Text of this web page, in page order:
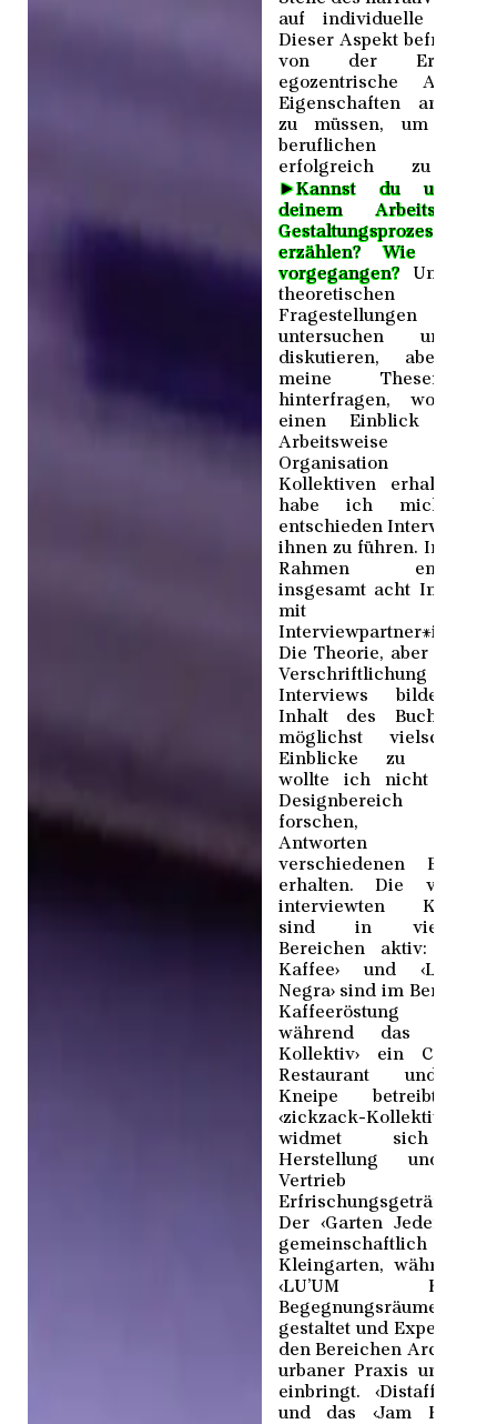
auf individuelle
Dieser Aspekt befreit
von der
egozentrische
Eigenschaften
zu müssen, um in
beruflichen
erfolgreich zu
►Kannst du uns
deinem Arbeits-
Gestaltungsprozess
erzählen? Wie bist
vorgegangen? Um
theoretischen
Fragestellungen
untersuchen und
diskutieren, aber
meine Thesen
hinterfragen, wollte
einen Einblick in
Arbeitsweise
Organisation
Kollektiven erhalten
habe ich mich
entschieden Interviews
ihnen zu führen. In
Rahmen
insgesamt acht
mit
Interviewpartner*innen.
Die Theorie, aber auch
Verschriftlichung
Interviews bilden
Inhalt des Buches.
möglichst
Einblicke zu
wollte ich nicht nur
Designbereich
forschen,
Antworten
verschiedenen
erhalten. Die von
interviewten
sind in
Bereichen aktiv:
Kaffee› und ‹La
Negra› sind im Bereich
Kaffeeröstung
während das
Kollektiv› ein Café,
Restaurant und
Kneipe betreibt.
‹zickzack-Kollektiv›
widmet sich
Herstellung und
Vertrieb
Erfrischungsgetränken.
Der ‹Garten Jeden›
gemeinschaftlich
Kleingarten, während
‹LU’UM
Begegnungsräume
gestaltet und Expertise
den Bereichen
urbaner Praxis und
einbringt. ‹Distaff
und das ‹Jam